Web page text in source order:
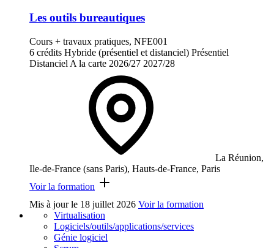
Les outils bureautiques
Cours + travaux pratiques, NFE001
6 crédits Hybride (présentiel et distanciel) Présentiel
Distanciel A la carte 2026/27 2027/28
La Réunion,
Ile-de-France (sans Paris), Hauts-de-France, Paris
Voir la formation
Mis à jour le 18 juillet 2026 Voir la formation
Virtualisation
Logiciels/outils/applications/services
Génie logiciel